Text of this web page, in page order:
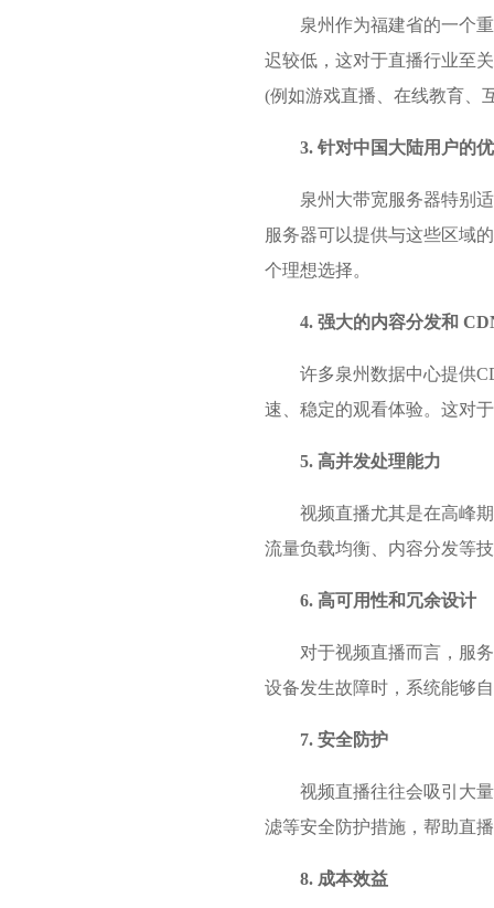
泉州作为福建省的一个
迟较低，这对于直播行业至
(例如游戏直播、在线教育、
3. 针对中国大陆用户的
泉州大带宽服务器特别
服务器可以提供与这些区域
个理想选择。
4. 强大的内容分发和
许多泉州数据中心提供
速、稳定的观看体验。这对
5. 高并发处理能力
视频直播尤其是在高峰
流量负载均衡、内容分发等
6. 高可用性和冗余设计
对于视频直播而言，服
设备发生故障时，系统能够
7. 安全防护
视频直播往往会吸引大
滤等安全防护措施，帮助直
8. 成本效益